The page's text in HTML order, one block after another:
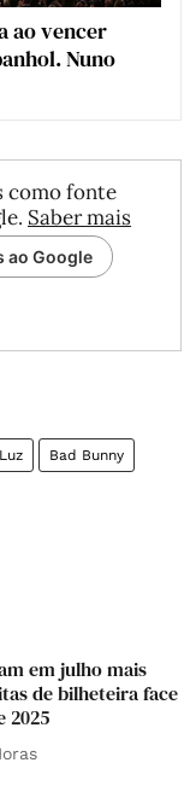
ao vencer
Nuno
como fonte
Saber mais
ao Google
Bad Bunny
em julho mais
de bilheteira face
2025